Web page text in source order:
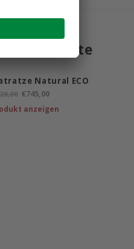
Produkte
Natural ECO
€745,00
anzeigen